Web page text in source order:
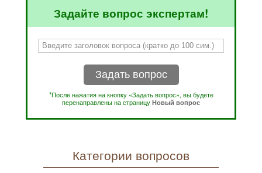
Задайте вопрос экспертам!
Задать вопрос
*После нажатия на кнопку «Задать вопрос», вы будете
перенаправлены на страницуНовый вопрос
Категории вопросов